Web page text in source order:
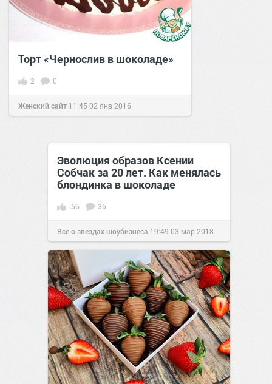
Торт «Чернослив в шоколаде»
2 0
Женский сайт 11:45 02 янв 2016
Эволюция образов Ксении
Собчак за 20 лет. Как менялась
блондинка в шоколаде
-56 36
Все о звездах шоубизнеса 19:49 03 мар 2018